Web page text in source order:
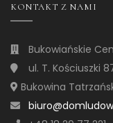
KONTAKT Z NAMI
Bukowiańskie
ul. T. Kościuszki
Bukowina